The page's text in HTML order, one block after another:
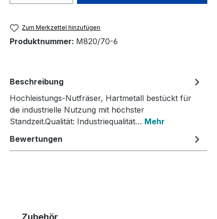
Zum Merkzettel hinzufügen
Produktnummer: M820/70-6
Beschreibung
Hochleistungs-Nutfräser, Hartmetall bestückt für
die industrielle Nutzung mit höchster
Standzeit.Qualität: Industriequalität… Mehr
Bewertungen
Produktgalerie überspringen
Zubehör